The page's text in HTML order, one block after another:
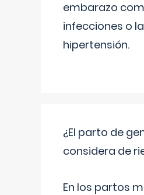
embarazo
infecciones o la
hipertensión.
¿El parto de
considera de
En los partos